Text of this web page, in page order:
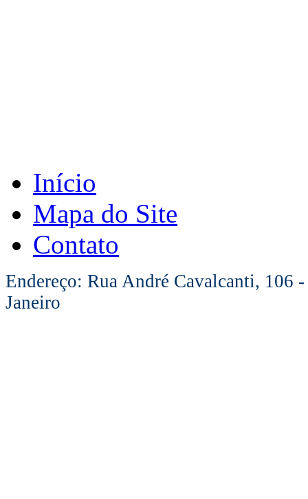
Início
Mapa do Site
Contato
Endereço: Rua André Cavalcanti, 106
Janeiro